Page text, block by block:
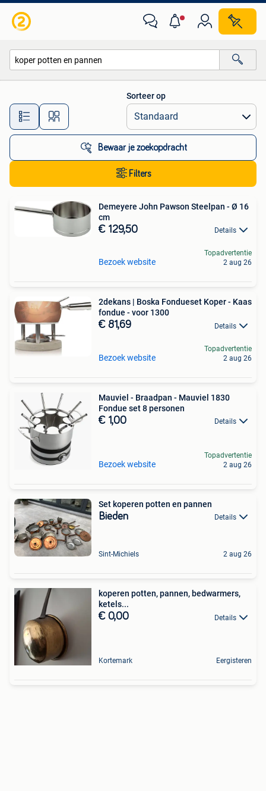
Alle afstanden…
Sorteer op
Bewaar je zoekopdracht
Filters
Demeyere John Pawson Steelpan - Ø 16
cm
€ 129,50 Details
Bezoek website
Topadvertentie
2 aug 26
2dekans | Boska Fondueset Koper - Kaas
fondue - voor 1300
€ 81,69 Details
Bezoek website
Topadvertentie
2 aug 26
Mauviel - Braadpan - Mauviel 1830
Fondue set 8 personen
€ 1,00 Details
Bezoek website
Topadvertentie
2 aug 26
Set koperen potten en pannen
Bieden Details
Sint-Michiels 2 aug 26
koperen potten, pannen, bedwarmers,
ketels...
€ 0,00 Details
Kortemark Eergisteren